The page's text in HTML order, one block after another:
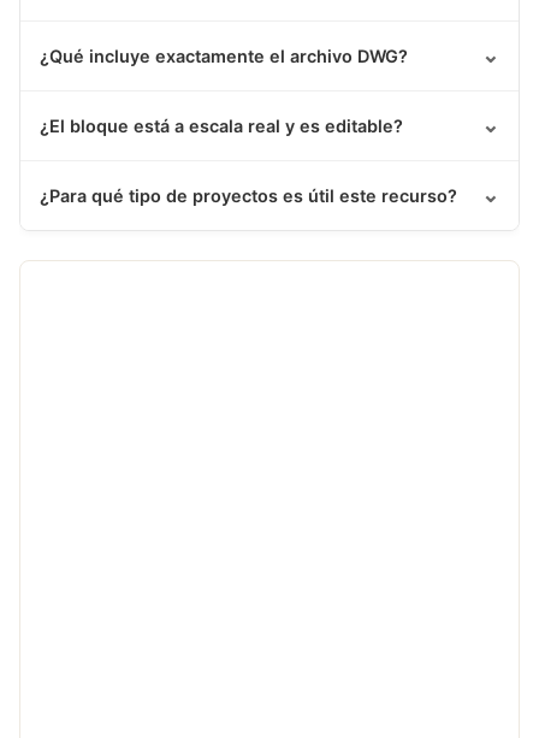
¿Qué incluye exactamente el archivo DWG? ⌄
¿El bloque está a escala real y es editable? ⌄
¿Para qué tipo de proyectos es útil este recurso? ⌄